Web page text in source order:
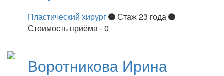
Пластический хирург
Стаж 23 года
Стоимость приёма - 0
Воротникова Ирина